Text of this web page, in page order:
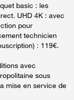
basic : les
UHD 4K : avec
pour
technicien
: 119€.
avec
sous
mise en service de